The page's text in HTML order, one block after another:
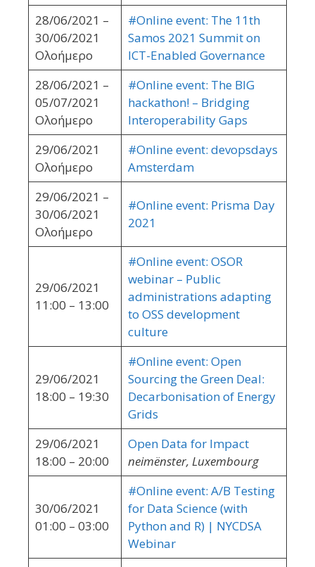
28/06/2021 –
30/06/2021
Ολοήμερο
#Online event: The 11th
Samos 2021 Summit on
ICT-Enabled Governance
28/06/2021 –
05/07/2021
Ολοήμερο
#Online event: The BIG
hackathon! – Bridging
Interoperability Gaps
29/06/2021
Ολοήμερο
#Online event: devopsdays
Amsterdam
29/06/2021 –
30/06/2021
Ολοήμερο
#Online event: Prisma Day
2021
29/06/2021
11:00 – 13:00
#Online event: OSOR
webinar – Public
administrations adapting
to OSS development
culture
29/06/2021
18:00 – 19:30
#Online event: Open
Sourcing the Green Deal:
Decarbonisation of Energy
Grids
29/06/2021
18:00 – 20:00
Open Data for Impact
neimënster, Luxembourg
30/06/2021
01:00 – 03:00
#Online event: A/B Testing
for Data Science (with
Python and R) | NYCDSA
Webinar